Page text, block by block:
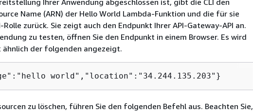
Ihrer Anwendung abgeschlossen ist, gibt die CLI den
Name (ARN) der Hello World Lambda-Funktion und die für sie
zurück. Sie zeigt auch den Endpunkt Ihrer API-Gateway-API an.
zu testen, öffnen Sie den Endpunkt in einem Browser. Es wird
ähnlich der folgenden angezeigt.
world","location":"34.244.135.203"}
zu löschen, führen Sie den folgenden Befehl aus. Beachten Sie,